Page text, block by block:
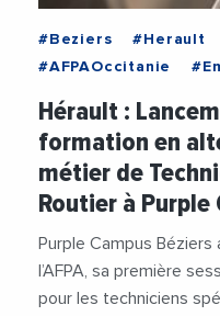
#Beziers #Herault
#AFPAOccitanie
#PurpleCampus
Hérault :
formation en
métier de
Routier à Purple
Purple Campus
l’AFPA, sa première
pour les techniciens